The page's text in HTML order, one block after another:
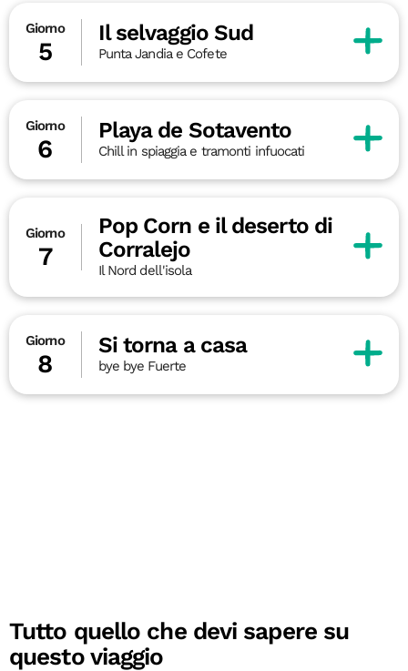
Giorno
5
Il selvaggio Sud
Punta Jandia e Cofete
Giorno
6
Playa de Sotavento
Chill in spiaggia e tramonti infuocati
Giorno
7
Pop Corn e il deserto di
Corralejo
Il Nord dell'isola
Giorno
8
Si torna a casa
bye bye Fuerte
Tutto quello che devi sapere su
questo viaggio